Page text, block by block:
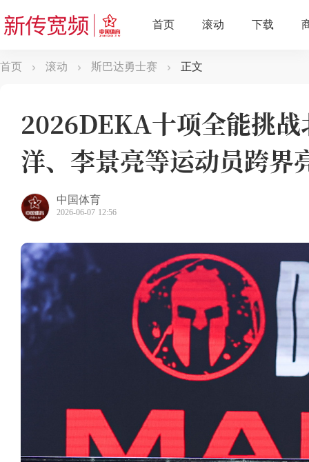
首页 滚动 斯巴达勇士赛 正文
2026DEKA十项全能挑战
洋、李景亮等运动员跨界
中国体育
2026-06-07 12:56